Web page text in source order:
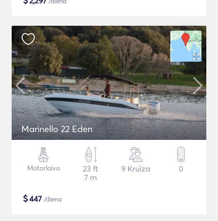
Marinello 22 Eden
Motorlaiva
23 ft
7 m
9 Kruīza 0
$447 /diena